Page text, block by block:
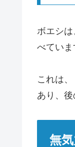
ボエシ
べていま
これは
あり、後
無